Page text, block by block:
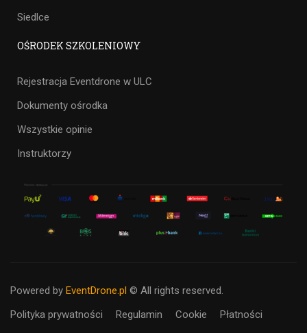
Siedlce
OŚRODEK SZKOLENIOWY
Rejestracja Eventdrone w ULC
Dokumenty ośrodka
Wszystkie opinie
Instruktorzy
Powered by EventDrone.pl © All rights reserved.
Polityka prywatności
Regulamin Cookie Płatności